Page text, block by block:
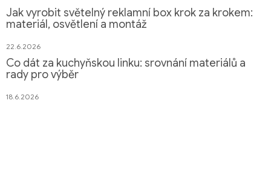
Jak vyrobit světelný reklamní box krok za krokem:
materiál, osvětlení a montáž
22.6.2026
Co dát za kuchyňskou linku: srovnání materiálů a
rady pro výběr
18.6.2026